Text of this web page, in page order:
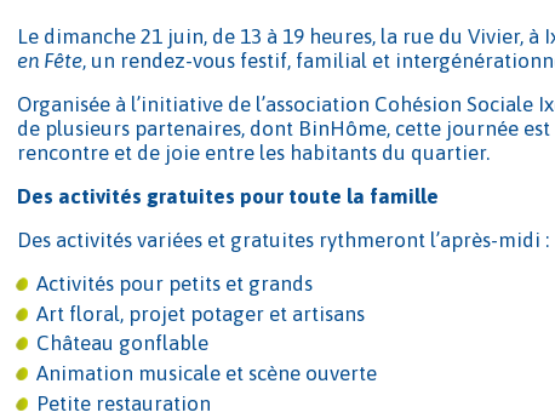
Le dimanche 21 juin, de 13 à 19 heures, la rue du Vivier,
en Fête, un rendez-vous festif, familial et
Organisée à l’initiative de l’association Cohésion Sociale
de plusieurs partenaires, dont BinHôme, cette journée
rencontre et de joie entre les habitants du quartier.
Des activités gratuites pour toute la famille
Des activités variées et gratuites rythmeront l’après-midi :
Activités pour petits et grands
Art floral, projet potager et artisans
Château gonflable
Animation musicale et scène ouverte
Petite restauration